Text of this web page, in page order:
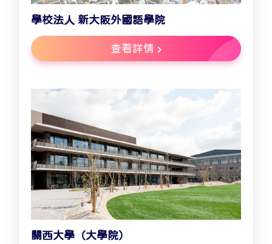
學校法人 新大阪外國語學院
查看詳情
關西大學（大學院）